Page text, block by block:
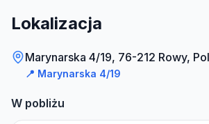
Lokalizacja
Marynarska 4/19, 76-212 Rowy,
📍 Marynarska 4/19
W pobliżu